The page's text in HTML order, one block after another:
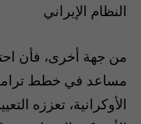
النظام الإيراني
من جهة أخرى، فأن
مساعد في خطط
الأوكرانية، تعززه